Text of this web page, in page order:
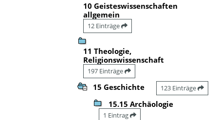
10 Geisteswissenschaften
allgemein
12 Einträge
11 Theologie,
Religionswissenschaft
197 Einträge
15 Geschichte 123 Einträge
15.15 Archäologie
1 Eintrag